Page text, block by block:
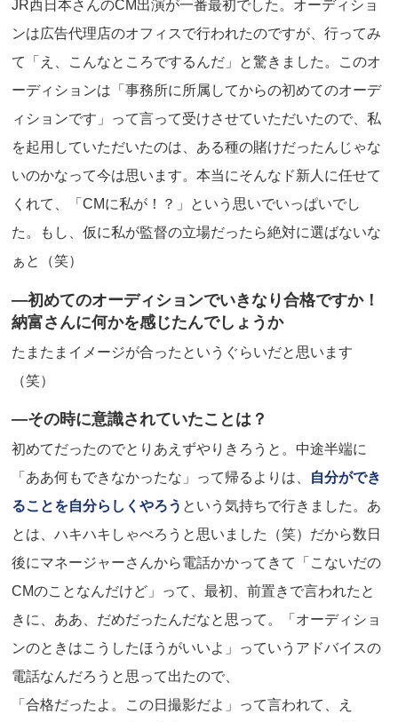
JR西日本さんのCM出演が一番最初でした。オーディショ
ンは広告代理店のオフィスで行われたのですが、行ってみ
て「え、こんなところでするんだ」と驚きました。このオ
ーディションは「事務所に所属してからの初めてのオーデ
ィションです」って言って受けさせていただいたので、私
を起用していただいたのは、ある種の賭けだったんじゃな
いのかなって今は思います。本当にそんなド新人に任せて
くれて、「CMに私が！？」という思いでいっぱいでし
た。もし、仮に私が監督の立場だったら絶対に選ばないな
ぁと（笑）
―初めてのオーディションでいきなり合格ですか！
納富さんに何かを感じたんでしょうか
たまたまイメージが合ったというぐらいだと思います
（笑）
―その時に意識されていたことは？
初めてだったのでとりあえずやりきろうと。中途半端に
「ああ何もできなかったな」って帰るよりは、 自分ができ
ることを自分らしくやろう という気持ちで行きました。あ
とは、ハキハキしゃべろうと思いました（笑）だから数日
後にマネージャーさんから電話かかってきて「こないだの
CMのことなんだけど」って、最初、前置きで言われたと
きに、ああ、だめだったんだなと思って。「オーディショ
ンのときはこうしたほうがいいよ」っていうアドバイスの
電話なんだろうと思って出たので、
「合格だったよ。この日撮影だよ」って言われて、え